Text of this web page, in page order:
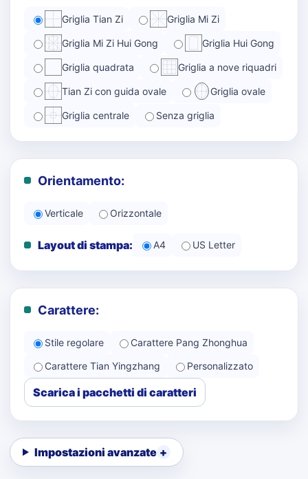
Griglia Tian Zi Griglia Mi Zi
Griglia Mi Zi Hui Gong Griglia Hui Gong
Griglia quadrata Griglia a nove riquadri
Tian Zi con guida ovale Griglia ovale
Griglia centrale Senza griglia
Orientamento:
Verticale Orizzontale
Layout di stampa: A4 US Letter
Carattere:
Stile regolare
Carattere Pang Zhonghua
Carattere Tian Yingzhang
Personalizzato
Scarica i pacchetti di caratteri
Impostazioni avanzate